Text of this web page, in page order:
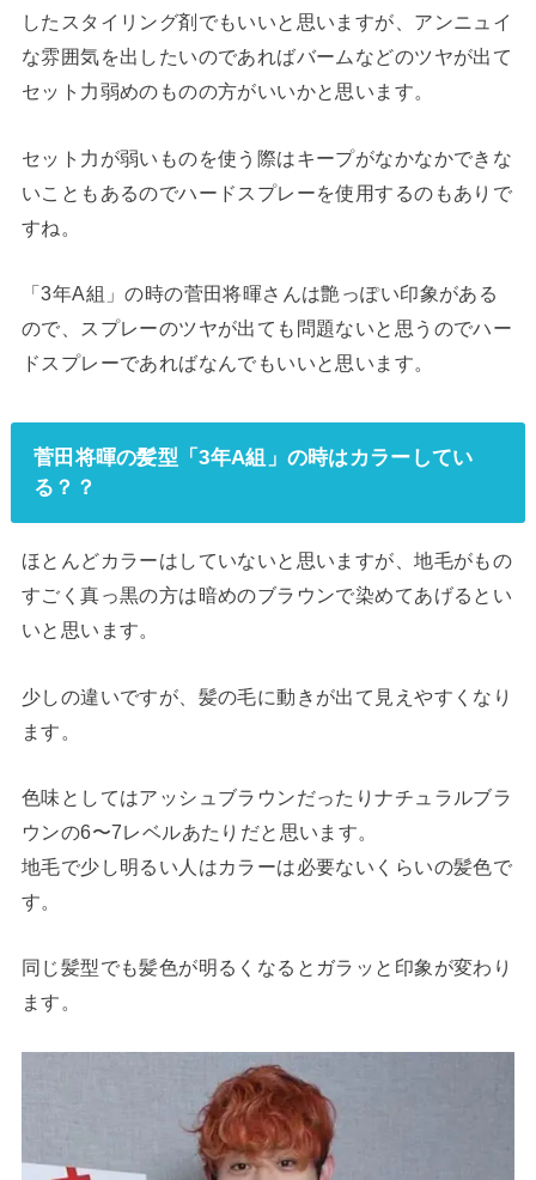
したスタイリング剤でもいいと思いますが、アンニュイ
な雰囲気を出したいのであればバームなどのツヤが出て
セット力弱めのものの方がいいかと思います。
セット力が弱いものを使う際はキープがなかなかできな
いこともあるのでハードスプレーを使用するのもありで
すね。
「3年A組」の時の菅田将暉さんは艶っぽい印象がある
ので、スプレーのツヤが出ても問題ないと思うのでハー
ドスプレーであればなんでもいいと思います。
菅田将暉の髪型「3年A組」の時はカラーしてい
る？？
ほとんどカラーはしていないと思いますが、地毛がもの
すごく真っ黒の方は暗めのブラウンで染めてあげるとい
いと思います。
少しの違いですが、髪の毛に動きが出て見えやすくなり
ます。
色味としてはアッシュブラウンだったりナチュラルブラ
ウンの6〜7レベルあたりだと思います。
地毛で少し明るい人はカラーは必要ないくらいの髪色で
す。
同じ髪型でも髪色が明るくなるとガラッと印象が変わり
ます。